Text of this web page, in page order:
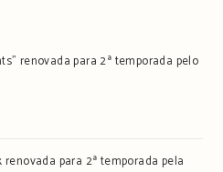
renovada para 2ª temporada pelo
renovada para 2ª temporada pela